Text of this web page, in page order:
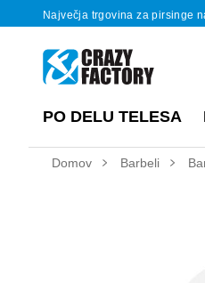
Največja trgovina za pirsinge
PO DELU TELESA
Domov Barbeli